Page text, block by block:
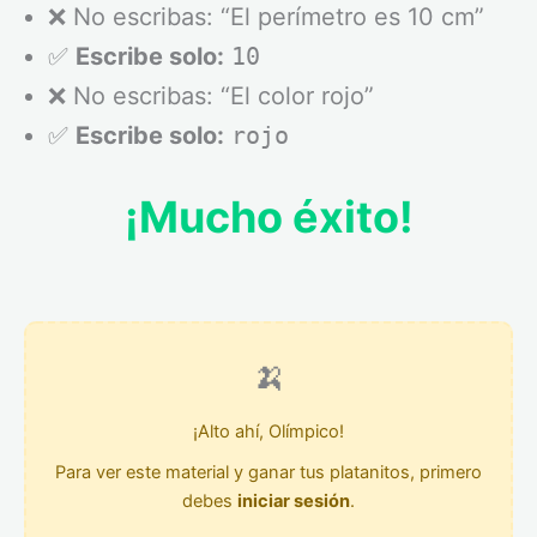
❌ No escribas: “El perímetro es 10 cm”
✅ Escribe solo: 10
❌ No escribas: “El color rojo”
✅ Escribe solo: rojo
¡Mucho éxito!
🍌
¡Alto ahí, Olímpico!
Para ver este material y ganar tus platanitos, primero
debes iniciar sesión.